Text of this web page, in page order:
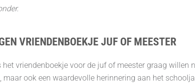
VRIENDENBOEKJE JUF OF MEESTER
vriendenboekje voor de juf of meester graag
ook een waardevolle herinnering aan het